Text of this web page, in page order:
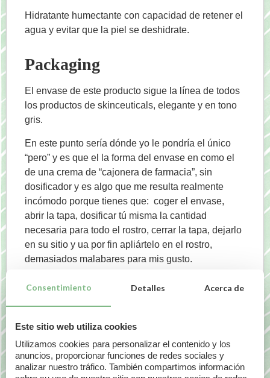
Hidratante humectante con capacidad de retener el
agua y evitar que la piel se deshidrate.
Packaging
El envase de este producto sigue la línea de todos
los productos de skinceuticals, elegante y en tono
gris.
En este punto sería dónde yo le pondría el único
“pero” y es que el la forma del envase en como el
de una crema de “cajonera de farmacia”, sin
dosificador y es algo que me resulta realmente
incómodo porque tienes que: coger el envase,
abrir la tapa, dosificar tú misma la cantidad
necesaria para todo el rostro, cerrar la tapa, dejarlo
en su sitio y ua por fin apliártelo en el rostro,
demasiados malabares para mis gusto.
Textura & Sensorialidad
Yo o diría que la textura de este producto está entre
gel y bálsamo. Es muy suave a la hora de aplicar y
Consentimiento Detalles Acerca de
Este sitio web utiliza cookies
Utilizamos cookies para personalizar el contenido y los
anuncios, proporcionar funciones de redes sociales y
analizar nuestro tráfico. También compartimos información